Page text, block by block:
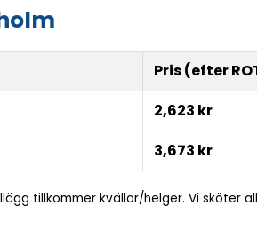
Pris (efter
2,623 kr
3,673 kr
tillkommer kvällar/helger. Vi sköter